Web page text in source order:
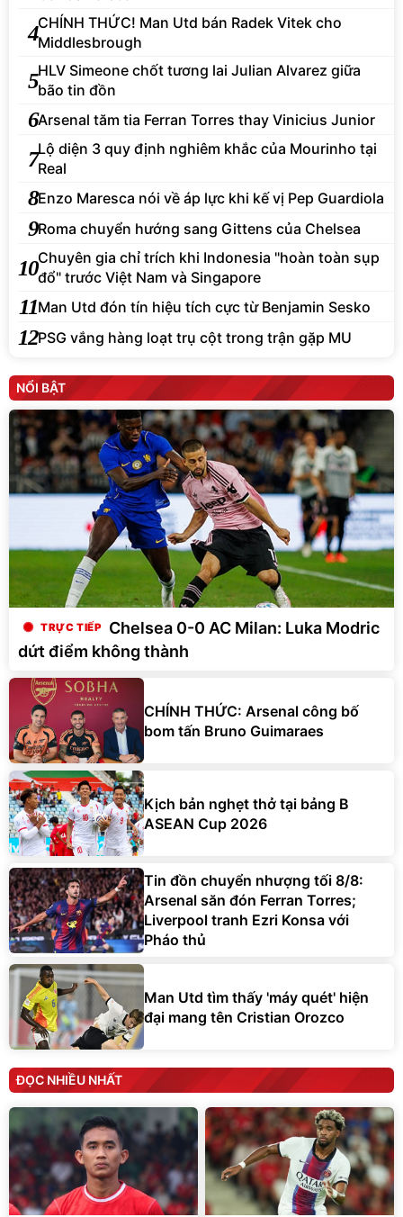
4CHÍNH THỨC! Man Utd bán Radek Vitek cho
Middlesbrough
5HLV Simeone chốt tương lai Julian Alvarez giữa
bão tin đồn
6Arsenal tăm tia Ferran Torres thay Vinicius Junior
7Lộ diện 3 quy định nghiêm khắc của Mourinho tại
Real
8Enzo Maresca nói về áp lực khi kế vị Pep Guardiola
9Roma chuyển hướng sang Gittens của Chelsea
10Chuyên gia chỉ trích khi Indonesia "hoàn toàn sụp
đổ" trước Việt Nam và Singapore
11Man Utd đón tín hiệu tích cực từ Benjamin Sesko
12PSG vắng hàng loạt trụ cột trong trận gặp MU
NỔI BẬT
Chelsea 0-0 AC Milan: Luka Modric
dứt điểm không thành
CHÍNH THỨC: Arsenal công bố
bom tấn Bruno Guimaraes
Kịch bản nghẹt thở tại bảng B
ASEAN Cup 2026
Tin đồn chuyển nhượng tối 8/8:
Arsenal săn đón Ferran Torres;
Liverpool tranh Ezri Konsa với
Pháo thủ
Man Utd tìm thấy 'máy quét' hiện
đại mang tên Cristian Orozco
ĐỌC NHIỀU NHẤT